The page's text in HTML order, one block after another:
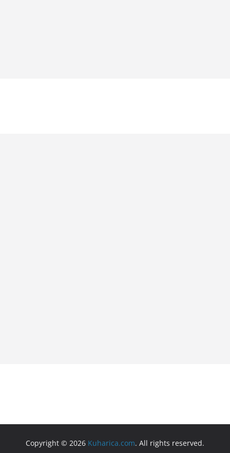
Copyright © 2026 Kuharica.com. All rights reserved.